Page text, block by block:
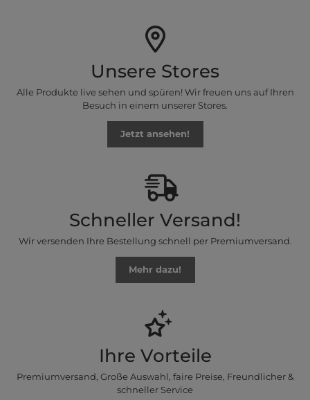
Unsere Stores
Alle Produkte live sehen und spüren! Wir freuen uns auf Ihren
Besuch in einem unserer Stores.
Jetzt ansehen!
Schneller Versand!
Wir versenden Ihre Bestellung schnell per Premiumversand.
Mehr dazu!
Ihre Vorteile
Premiumversand, Große Auswahl, faire Preise, Freundlicher &
schneller Service